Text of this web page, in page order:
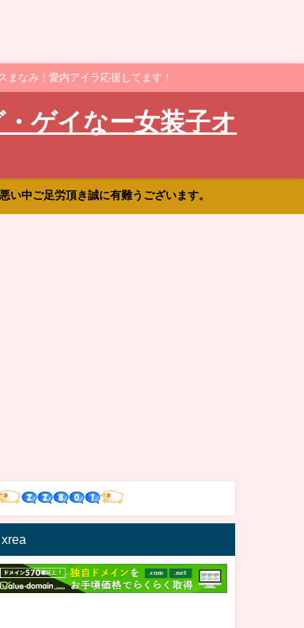
なみ！愛内アイラ応援してます！
ゲイなー女装子オ
中ご足労頂き誠に有難うございます。
xrea